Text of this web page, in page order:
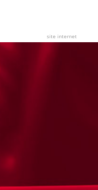
site internet